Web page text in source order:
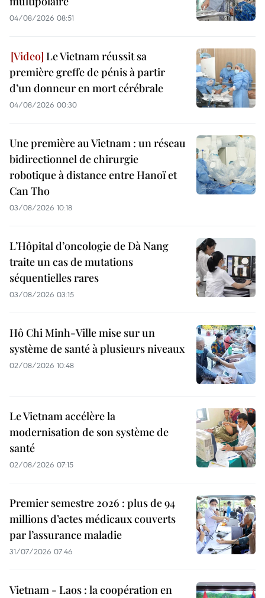
04/08/2026 08:51
Le Vietnam réussit sa
première greffe de pénis à partir
d’un donneur en mort cérébrale
04/08/2026 00:30
Une première au Vietnam : un réseau
bidirectionnel de chirurgie
robotique à distance entre Hanoï et
Can Tho
03/08/2026 10:18
L’Hôpital d’oncologie de Dà Nang
traite un cas de mutations
séquentielles rares
03/08/2026 03:15
Hô Chi Minh-Ville mise sur un
système de santé à plusieurs niveaux
02/08/2026 10:48
Le Vietnam accélère la
modernisation de son système de
santé
02/08/2026 07:15
Premier semestre 2026 : plus de 94
millions d’actes médicaux couverts
par l’assurance maladie
31/07/2026 07:46
Vietnam - Laos : la coopération en